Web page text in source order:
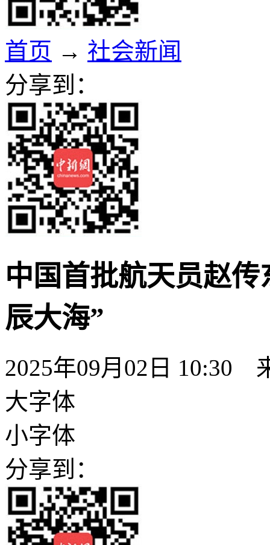
首页 → 社会新闻
分享到：
中国首批航天员赵
辰大海”
2025年09月02日 10:30
大字体
小字体
分享到：